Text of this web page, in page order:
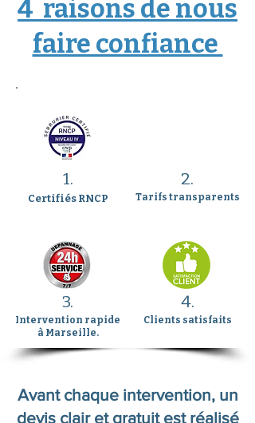
4 raisons de nous
faire confiance
1. 2.
Certifiés RNCP Tarifs transparents
3. 4.
Intervention rapide
à Marseille.
Clients satisfaits
Avant chaque intervention, un
devis clair et gratuit est réalisé